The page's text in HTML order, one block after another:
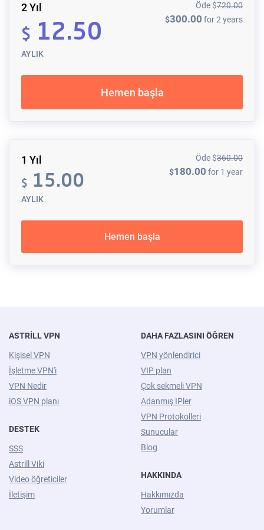
2 Yıl
$ 12.50
AYLIK
Öde$720.00
$300.00 for 2 years
Hemen başla
1 Yıl
$ 15.00
AYLIK
Öde$360.00
$180.00 for 1 year
Hemen başla
ASTRILL VPN
Kişisel VPN
İşletme VPN'i
VPN Nedir
iOS VPN planı
DESTEK
SSS
Astrill Viki
Video öğreticiler
İletişim
DAHA FAZLASINI ÖĞREN
VPN yönlendirici
VIP plan
Çok sekmeli VPN
Adanmış IPler
VPN Protokolleri
Sunucular
Blog
HAKKINDA
Hakkımızda
Yorumlar